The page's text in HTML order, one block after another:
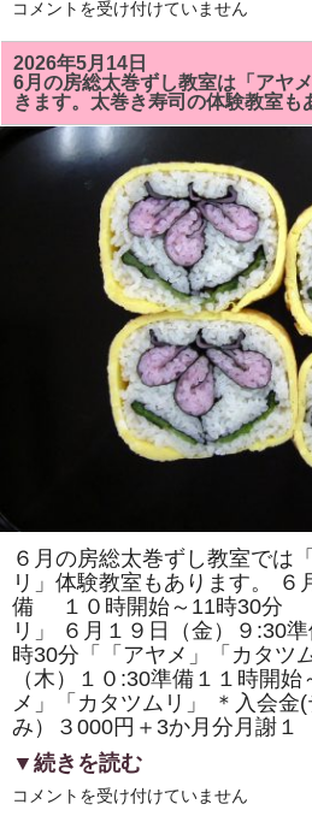
ヘ
シ
ー
ク
ッ
キ
ン
グ
コメントを受け付けていません
2026年5月14日
6月の房総太巻ずし教室は「アヤ
きます。太巻き寿司の体験教室も
６月の房総太巻ずし教室では
リ」体験教室もあります。 ６
備 １０時開始～11時30分
リ」 ６月１９日（金）９:30
時30分「「アヤメ」「カタツ
（木）１０:30準備１１時開
メ」「カタツムリ」 ＊入会金
み）３000円＋3か月分月謝１
▼続きを読む
6
コメントを受け付けていません